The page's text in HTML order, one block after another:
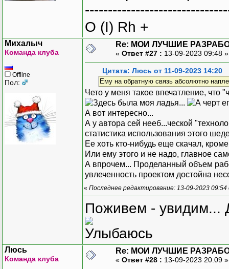
O (I) Rh +
Михалыч
Команда клуба
Offline
Пол:
Re: МОИ ЛУЧШИЕ
« Ответ #27 : 13-09-2023 09:48
Цитата: Люсь от 11-09-2023 14:20
Ему на обратную связь абсолютно
Чето у меня такое впечатление, что
А вот интересно...
А у автора сей нееб...ческой
статистика использования этого
Ее хоть кто-нибудь еще скачал,
Или ему этого и не надо, главное
А впрочем... Проделанный объем
увлеченность проектом достойна
« Последнее редактирование: 13-09-2023
Поживем - увидим...
Люсь
Команда клуба
Re: МОИ ЛУЧШИЕ
« Ответ #28 : 13-09-2023 20:09